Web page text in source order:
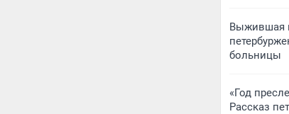
Выжившая
больницы
«Год
Рассказ